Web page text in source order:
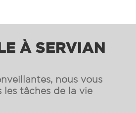
À SERVIAN
nous vous
tâches de la vie